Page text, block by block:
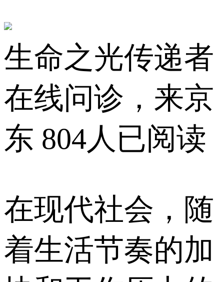
生命之光传递者
在线问诊，来京
东 804人已阅读
在现代社会，随
着生活节奏的加